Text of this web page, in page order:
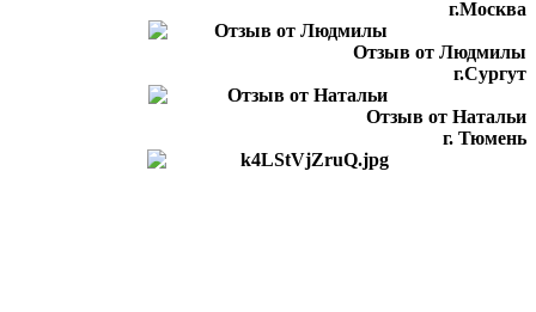
г.Москва
Отзыв от Людмилы
г.Сургут
Отзыв от Натальи
г. Тюмень